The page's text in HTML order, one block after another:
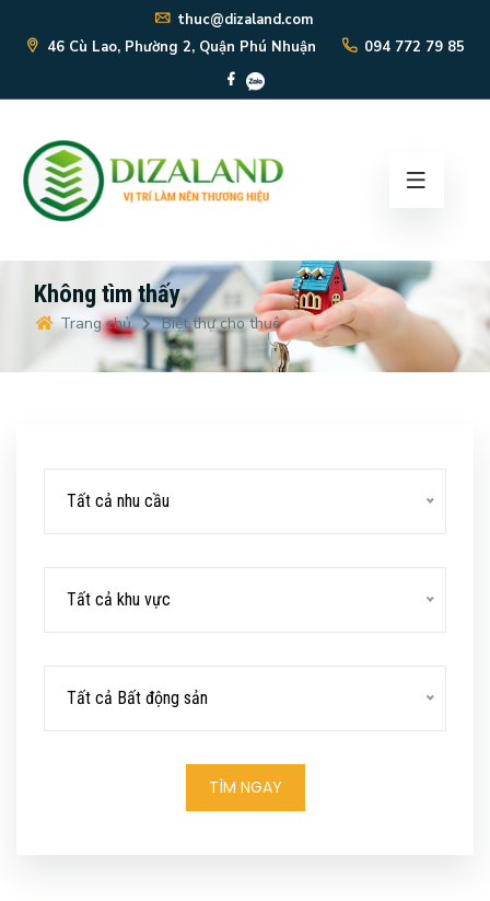
thuc@dizaland.com
46 Cù Lao, Phường 2, Quận Phú Nhuận
094 772 79 85
Không tìm thấy
Trang chủ Biệt thự cho thuê
Tất cả nhu cầu
Tất cả khu vực
Tất cả Bất động sản
TÌM NGAY